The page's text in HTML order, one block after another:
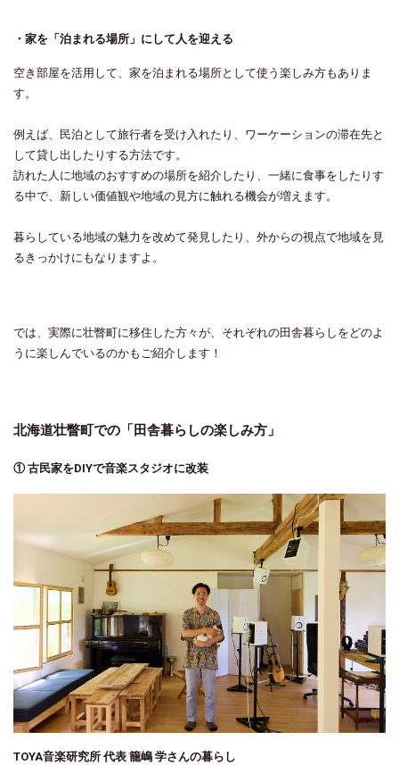
・家を「泊まれる場所」にして人を迎える
空き部屋を活用して、家を泊まれる場所として使う楽しみ方もありま
す。
例えば、民泊として旅行者を受け入れたり、ワーケーションの滞在先と
して貸し出したりする方法です。
訪れた人に地域のおすすめの場所を紹介したり、一緒に食事をしたりす
る中で、新しい価値観や地域の見方に触れる機会が増えます。
暮らしている地域の魅力を改めて発見したり、外からの視点で地域を見
るきっかけにもなりますよ。
では、実際に壮瞥町に移住した方々が、それぞれの田舎暮らしをどのよ
うに楽しんでいるのかもご紹介します！
北海道壮瞥町での「田舎暮らしの楽しみ方」
① 古民家をDIYで音楽スタジオに改装
TOYA音楽研究所 代表 籠嶋 学さんの暮らし